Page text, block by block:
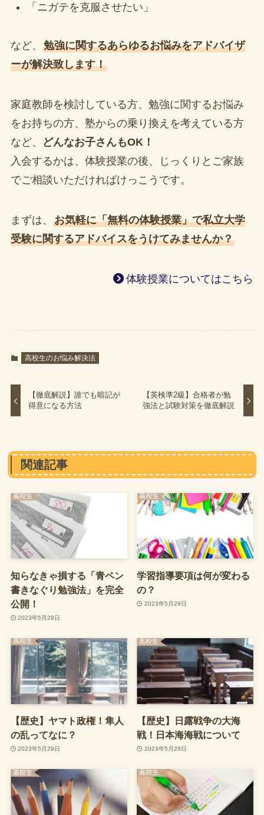
「ニガテを克服させたい」
など、 勉強に関するあらゆるお悩みをアドバイザ
ーが解決致します！
家庭教師を検討している方、勉強に関するお悩み
をお持ちの方、塾からの乗り換えを考えている方
など、
どんなお子さんもOK！
入会するかは、体験授業の後、じっくりとご家族
でご相談いただければけっこうです。
まずは、 お気軽に「無料の体験授業」で私立大学
受験に関するアドバイスをうけてみませんか？
体験授業についてはこちら
高校生のお悩み解決法
【徹底解説】誰でも暗記が
得意になる方法
【英検準2級】合格者が勉
強法と試験対策を徹底解説
関連記事
知らなきゃ損する「青ペン
書きなぐり勉強法」を完全
公開！
2023年5月29日
学習指導要項は何が変わる
の？
2023年5月29日
【歴史】ヤマト政権！隼人
の乱ってなに？
2023年5月29日
【歴史】日露戦争の大海
戦！日本海海戦について
2023年5月29日